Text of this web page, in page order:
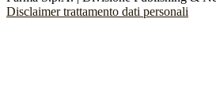
Disclaimer trattamento dati personali